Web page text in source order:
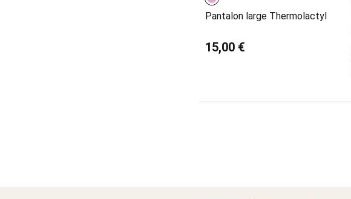
Pantalon large Thermolactyl
15,00 €